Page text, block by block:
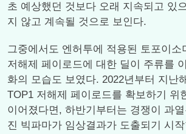
초 예상했던 것보다 오래 지속되고 있
지 않고 계속될 것으로 보인다.
그중에서도 엔허투에 적용된 토포이소
저해제 페이로드에 대한 딜이 주류를
화의 모습도 보였다. 2022년부터 지난
TOP1 저해제 페이로드를 확보하기 위
이어졌다면, 하반기부터는 경쟁이 과
진 빅파마가 임상결과가 도출되기 시